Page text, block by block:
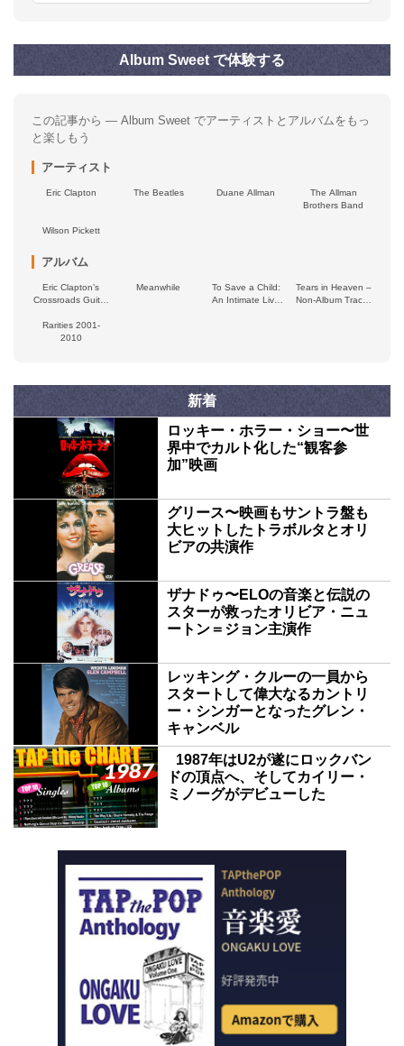
Album Sweet で体験する
この記事から — Album Sweet でアーティストとアルバムをもっ
と楽しもう
アーティスト
Eric Clapton The Beatles Duane Allman
The Allman
Brothers Band
Wilson Pickett
アルバム
Eric Clapton’s
Crossroads Guitar
Meanwhile
To Save a Child:
An Intimate Live
Tears in Heaven –
Non‐Album Tracks
Rarities 2001-
2010
新着
ロッキー・ホラー・ショー〜世
界中でカルト化した“観客参
加”映画
グリース〜映画もサントラ盤も
大ヒットしたトラボルタとオリ
ビアの共演作
ザナドゥ〜ELOの音楽と伝説の
スターが救ったオリビア・ニュ
ートン＝ジョン主演作
レッキング・クルーの一員から
スタートして偉大なるカントリ
ー・シンガーとなったグレン・
キャンベル
1987年はU2が遂にロックバン
ドの頂点へ、そしてカイリー・
ミノーグがデビューした